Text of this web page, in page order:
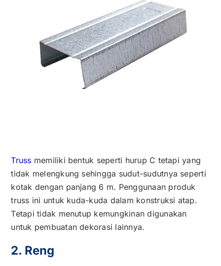
Truss memiliki bentuk seperti hurup C tetapi yang
tidak melengkung sehingga sudut-sudutnya seperti
kotak dengan panjang 6 m. Penggunaan produk
truss ini untuk kuda-kuda dalam konstruksi atap.
Tetapi tidak menutup kemungkinan digunakan
untuk pembuatan dekorasi lainnya.
2. Reng